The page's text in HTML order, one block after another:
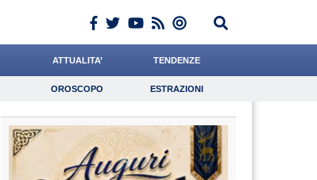
ATTUALITA’ TENDENZE
Oroscopo Estrazioni
Lavoro Psicologia
OROSCOPO ESTRAZIONI
Falco Scorza Coniglio Gelisio Miraglia